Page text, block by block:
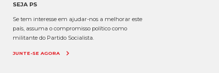
SEJA PS
Se tem interesse em ajudar-nos a melhorar este
país, assuma o compromisso político como
militante do Partido Socialista.
JUNTE-SE AGORA